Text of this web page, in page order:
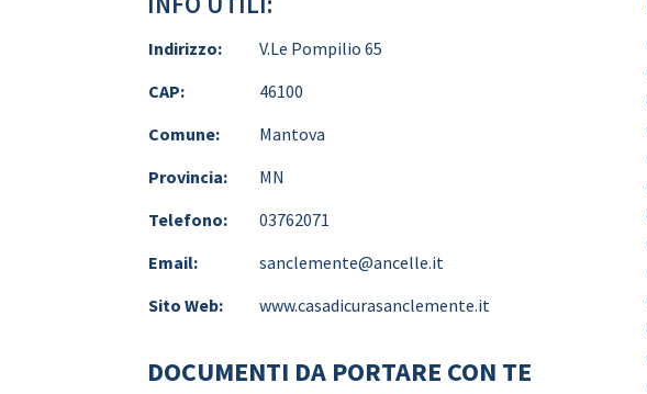
Indirizzo:
V.Le Pompilio 65
CAP:
46100
Comune:
Mantova
Provincia:
MN
Telefono:
03762071
Email:
sanclemente@ancelle.it
Sito Web:
www.casadicurasanclemente.it
DOCUMENTI DA PORTARE CON TE